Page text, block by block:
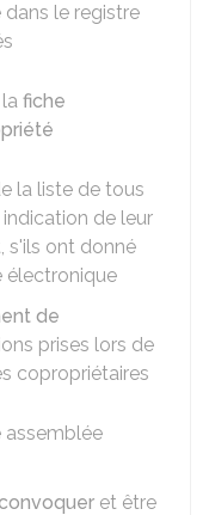
le registre
fiche
la liste de tous
de leur
s'ils ont donné
électronique
de
prises lors de
copropriétaires
assemblée
et être